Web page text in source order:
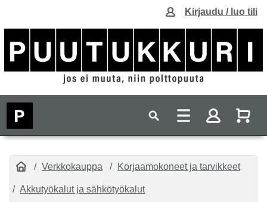
Kirjaudu / luo tili
Verkkokauppa Korjaamokoneet ja tarvikkeet
Akkutyökalut ja sähkötyökalut